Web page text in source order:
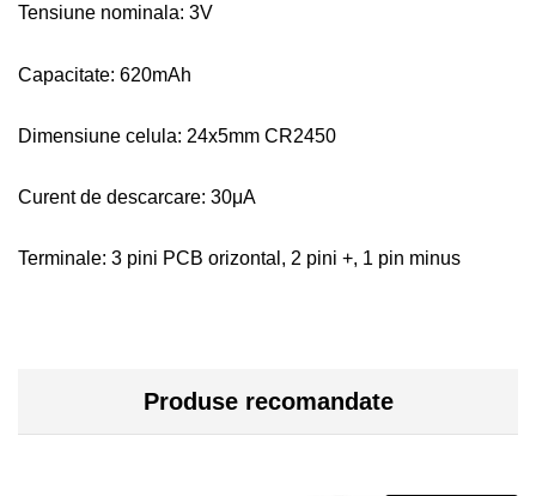
Tensiune nominala: 3V
Capacitate: 620mAh
Dimensiune celula: 24x5mm CR2450
Curent de descarcare: 30μA
Terminale: 3 pini PCB orizontal, 2 pini +, 1 pin minus
Produse recomandate